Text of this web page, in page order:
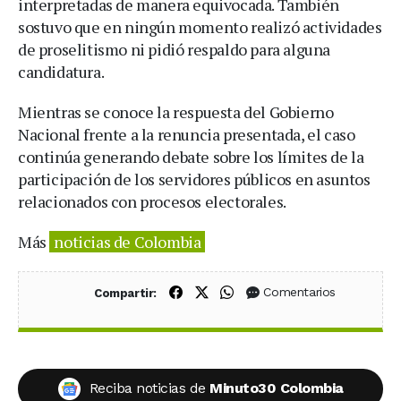
interpretadas de manera equivocada. También
sostuvo que en ningún momento realizó actividades
de proselitismo ni pidió respaldo para alguna
candidatura.
Mientras se conoce la respuesta del Gobierno
Nacional frente a la renuncia presentada, el caso
continúa generando debate sobre los límites de la
participación de los servidores públicos en asuntos
relacionados con procesos electorales.
Más noticias de Colombia
Compartir: Compartir en Facebook
Compartir en X (Twitter)
Compartir en WhatsApp
Comentarios
Reciba noticias de Minuto30 Colombia